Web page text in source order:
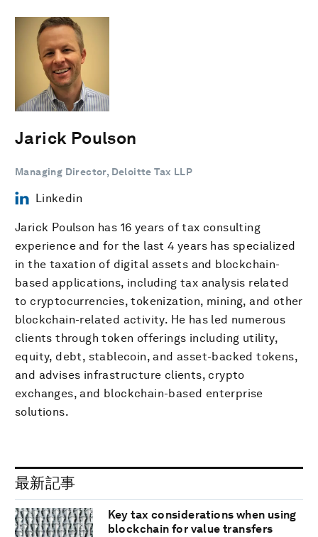
Jarick Poulson
Managing Director, Deloitte Tax LLP
Linkedin
Jarick Poulson has 16 years of tax consulting
experience and for the last 4 years has specialized
in the taxation of digital assets and blockchain-
based applications, including tax analysis related
to cryptocurrencies, tokenization, mining, and other
blockchain-related activity. He has led numerous
clients through token offerings including utility,
equity, debt, stablecoin, and asset-backed tokens,
and advises infrastructure clients, crypto
exchanges, and blockchain-based enterprise
solutions.
最新記事
Key tax considerations when using
blockchain for value transfers